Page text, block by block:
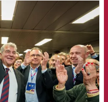
Barcelona badge